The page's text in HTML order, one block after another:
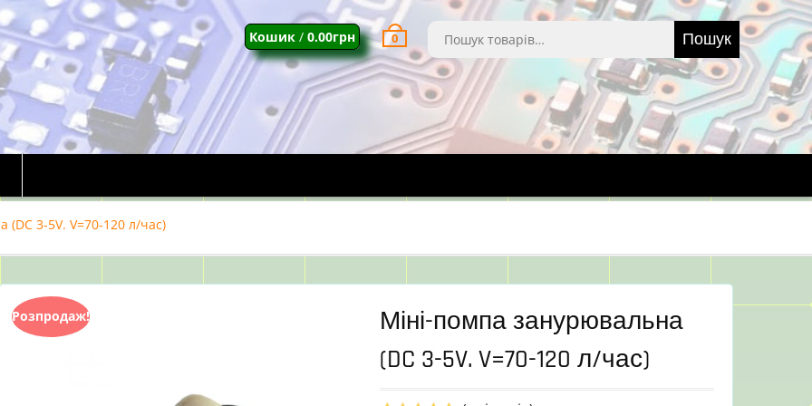
Шукати: Пошук
Кошик / 0.00грн 0
3-5V. V=70-120 л/час)
Розпродаж!
Міні-помпа занурювальна
(DC 3-5V. V=70-120 л/час)